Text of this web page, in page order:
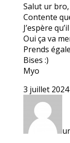
Salut ur bro,
Contente
J’espère
Oui ça va
Prends
Bises :)
Myo
3 juillet